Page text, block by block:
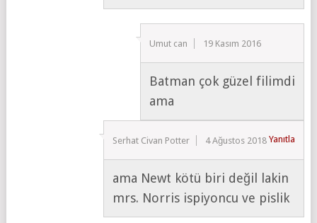
Umut can 19 Kasım 2016
Batman çok güzel filimdi
ama
Serhat Civan Potter 4 Ağustos 2018 Yanıtla
ama Newt kötü biri değil lakin
mrs. Norris ispiyoncu ve pislik